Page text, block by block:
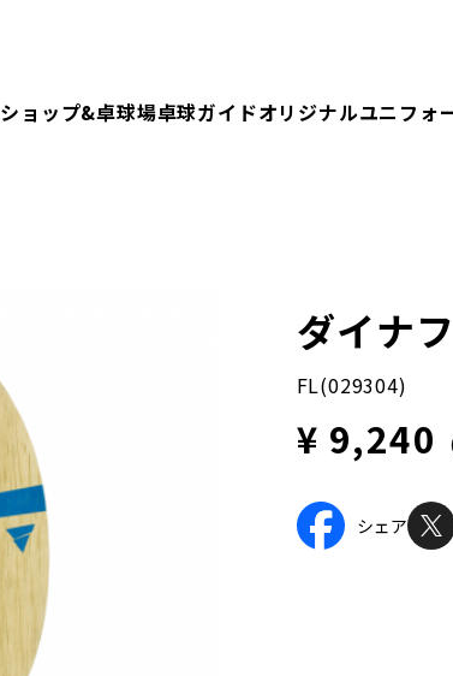
ショップ&卓球場卓球ガイドオリジナルユニフォ
ダイナ
FL(029304)
¥ 9,240
シェア